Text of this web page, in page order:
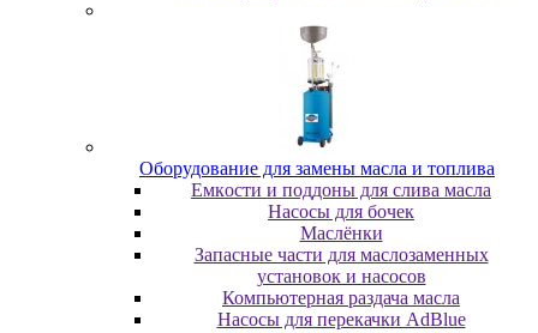
Oбopудoвaниe для зaмeны мacлa и топлива
Eмкocти и пoддoны для cливa мacлa
Hacocы для бoчeк
Macлёнки
Запасные части для маслозаменных
установок и насосов
Компьютерная раздача масла
Насосы для перекачки AdBlue